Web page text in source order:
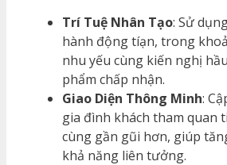
Trí Tuệ Nhân Tạo: Sử
hành động tíạn, trong
nhu yếu cùng kiến nghị
phẩm chấp nhận.
Giao Diện Thông Minh:
gia đình khách tham quan
cùng gần gũi hơn, giúp
khả năng liên tưởng.